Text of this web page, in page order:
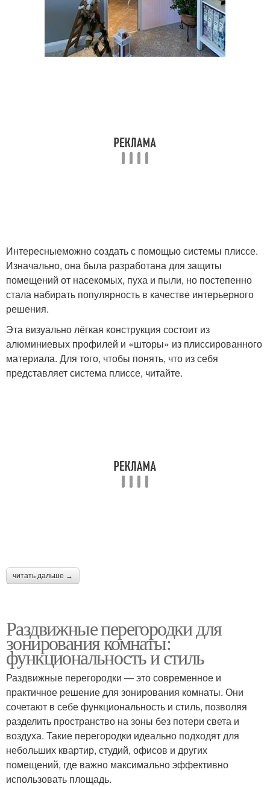
Уход за перегородками
Перегородка из
гипсокартона
Перегородки из
деревянных реек
Реечные перегородки
Реечная перегородка
Мобильные
перегородки
перегородка
комнаты
Передвижная
перегородка
Перегородки в комнату
Перегородки в
интерьере
Перегородки по
функциональному
признаку
Интересныеможно создать с помощью системы плиссе.
Изначально, она была разработана для защиты
помещений от насекомых, пуха и пыли, но постепенно
стала набирать популярность в качестве интерьерного
решения.
Эта визуально лёгкая конструкция состоит из
алюминиевых профилей и «шторы» из плиссированного
материала. Для того, чтобы понять, что из себя
представляет система плиссе, читайте.
читать дальше →
Раздвижные перегородки для
зонирования комнаты:
функциональность и стиль
Раздвижные перегородки — это современное и
практичное решение для зонирования комнаты. Они
сочетают в себе функциональность и стиль, позволяя
разделить пространство на зоны без потери света и
воздуха. Такие перегородки идеально подходят для
небольших квартир, студий, офисов и других
помещений, где важно максимально эффективно
использовать площадь.